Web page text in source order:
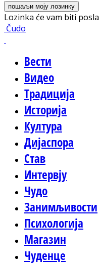
Lozinka će vam biti
Čudo
Вести
Видео
Традиција
Историја
Култура
Дијаспора
Став
Интервју
Чудо
Занимљивости
Психологија
Магазин
Чуденце